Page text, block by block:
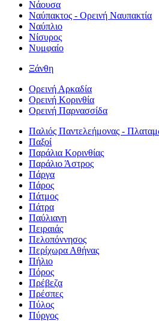
Νάουσα
Ναύπακτος - Ορεινή Ναυπακτία
Ναύπλιο
Νίσυρος
Νυμφαίο
Ξάνθη
Ορεινή Αρκαδία
Ορεινή Κορινθία
Ορεινή Παρνασσίδα
Παλιός Παντελεήμονας -
Παξοί
Παράλια Κορινθίας
Παράλιο Άστρος
Πάργα
Πάρος
Πάτμος
Πάτρα
Παύλιανη
Πειραιάς
Πελοπόννησος
Περίχωρα Αθήνας
Πήλιο
Πόρος
Πρέβεζα
Πρέσπες
Πύλος
Πύργος